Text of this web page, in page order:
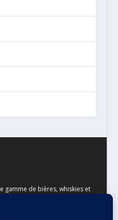
gamme de bières, whiskies et